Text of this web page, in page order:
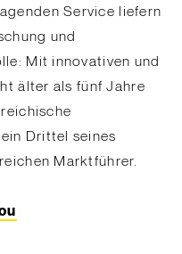
Service liefern
und
Mit innovativen und
älter als fünf Jahre
Drittel seines
Marktführer.